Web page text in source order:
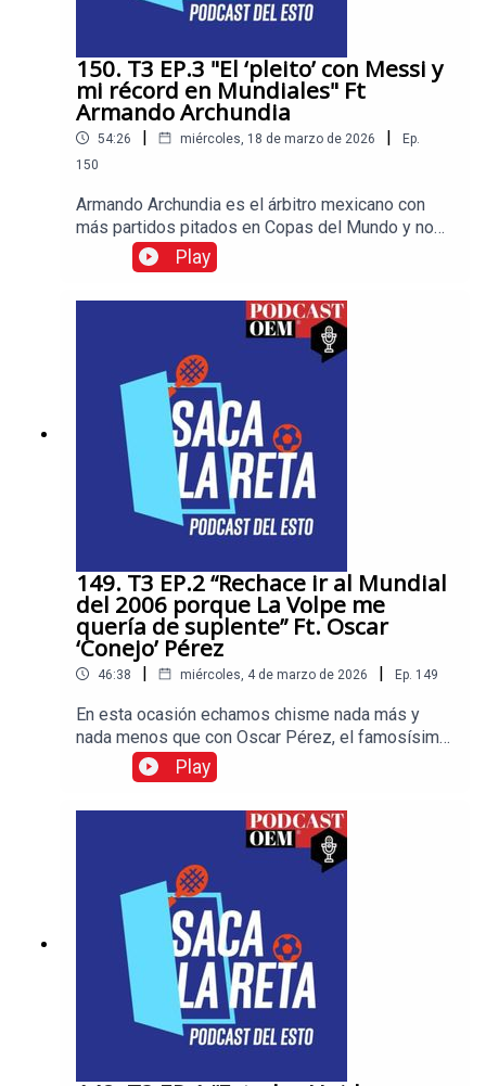
150. T3 EP.3 "El ‘pleito’ con Messi y
mi récord en Mundiales" Ft
Armando Archundia
54:26 | miércoles, 18 de marzo de 2026 |
Ep.
150
Armando Archundia es el árbitro mexicano con
más partidos pitados en Copas del Mundo y nos
engalanó con su visita.El colegiado nos contó
sobre el pequeño incidente que tuvo con Lionel
Messi en un Mundial de Clubes, el famoso
abrazo de Materazzi en la Semifinal de Alemania
2006 y muchas más anécdotas. No te pierdas las
historias más interesantes en el mundo del
deporte, visita Esto, el diario de los deportistas.
Play
149. T3 EP.2 “Rechace ir al Mundial
del 2006 porque La Volpe me
quería de suplente” Ft. Oscar
‘Conejo’ Pérez
46:38 | miércoles, 4 de marzo de 2026 | Ep. 149
En esta ocasión echamos chisme nada más y
nada menos que con Oscar Pérez, el famosísimo
‘Conejo’. Con tres Mundiales de experiencia
(1998, 2002 y 2010), el ídolo de Cruz Azul nos
contó un sin fin de anécdotas y además reveló el
motivo por el cual rechazó ir al Mundial de
Alemania 2006.No te pierdas las historias más
interesantes en el mundo del deporte, visita
Esto, el diario de los deportistas.
Play